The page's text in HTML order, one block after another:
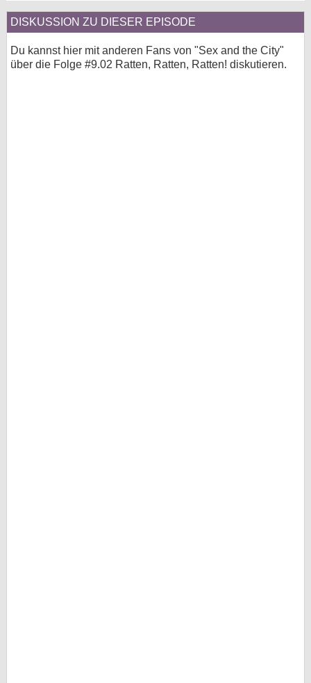
DISKUSSION ZU DIESER EPISODE
Du kannst hier mit anderen Fans von "Sex and the City"
über die Folge #9.02 Ratten, Ratten, Ratten! diskutieren.